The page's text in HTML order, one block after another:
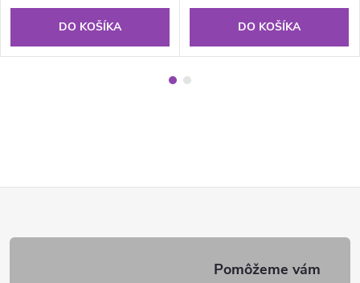
DO KOŠÍKA DO KOŠÍKA
á